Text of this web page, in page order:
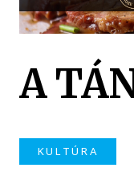
A
KULTÚRA